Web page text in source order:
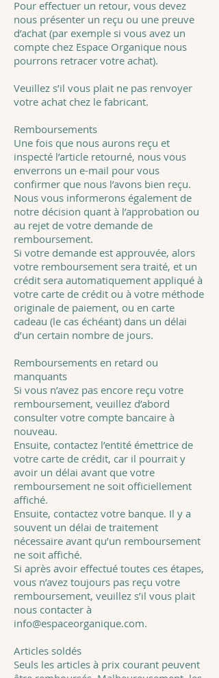
Pour effectuer un retour, vous devez
nous présenter un reçu ou une preuve
d’achat (par exemple si vous avez un
compte chez Espace Organique nous
pourrons retracer votre achat).
Veuillez s’il vous plait ne pas renvoyer
votre achat chez le fabricant.
Remboursements
Une fois que nous aurons reçu et
inspecté l’article retourné, nous vous
enverrons un e-mail pour vous
confirmer que nous l’avons bien reçu.
Nous vous informerons également de
notre décision quant à l’approbation ou
au rejet de votre demande de
remboursement.
Si votre demande est approuvée, alors
votre remboursement sera traité, et un
crédit sera automatiquement appliqué à
votre carte de crédit ou à votre méthode
originale de paiement, ou en carte
cadeau (le cas échéant) dans un délai
d’un certain nombre de jours.
Remboursements en retard ou
manquants
Si vous n’avez pas encore reçu votre
remboursement, veuillez d’abord
consulter votre compte bancaire à
nouveau.
Ensuite, contactez l’entité émettrice de
votre carte de crédit, car il pourrait y
avoir un délai avant que votre
remboursement ne soit officiellement
affiché.
Ensuite, contactez votre banque. Il y a
souvent un délai de traitement
nécessaire avant qu’un remboursement
ne soit affiché.
Si après avoir effectué toutes ces étapes,
vous n’avez toujours pas reçu votre
remboursement, veuillez s’il vous plait
nous contacter à
info@espaceorganique.com.
Articles soldés
Seuls les articles à prix courant peuvent